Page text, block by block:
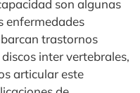
son algunas
enfermedades
trastornos
inter vertebrales,
articular este